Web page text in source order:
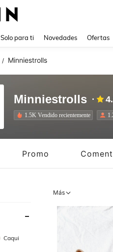
Solo para ti Novedades Ofertas
/ Minniestrolls
Minniestrolls
1.5K Vendido recientemente
Promo
Caqui
Más